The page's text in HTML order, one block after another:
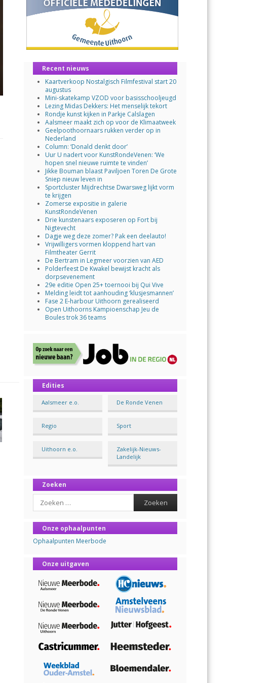
Recent nieuws
Kaartverkoop Nostalgisch Filmfestival start 20
augustus
Mini-skatekamp VZOD voor basisschooljeugd
Lezing Midas Dekkers: Het menselijk tekort
Rondje kunst kijken in Parkje Calslagen
Aalsmeer maakt zich op voor de Klimaatweek
Geelpoothoornaars rukken verder op in
Nederland
Column: ‘Donald denkt door’
Uur U nadert voor KunstRondeVenen: ‘We
hopen snel nieuwe ruimte te vinden’
Jikke Bouman blaast Paviljoen Toren De Grote
Sniep nieuw leven in
Sportcluster Mijdrechtse Dwarsweg lijkt vorm
te krijgen
Zomerse expositie in galerie
KunstRondeVenen
Drie kunstenaars exposeren op Fort bij
Nigtevecht
Dagje weg deze zomer? Pak een deelauto!
Vrijwilligers vormen kloppend hart van
Filmtheater Gerrit
De Bertram in Legmeer voorzien van AED
Polderfeest De Kwakel bewijst kracht als
dorpsevenement
29e editie Open 25+ toernooi bij Qui Vive
Melding leidt tot aanhouding ‘klusjesmannen’
Fase 2 E-harbour Uithoorn gerealiseerd
Open Uithoorns Kampioenschap Jeu de
Boules trok 36 teams
Edities
Aalsmeer e.o. De Ronde Venen
Regio Sport
Uithoorn e.o.
Zakelijk-Nieuws-
Landelijk
Zoeken
Search
Onze ophaalpunten
Ophaalpunten Meerbode
Onze uitgaven